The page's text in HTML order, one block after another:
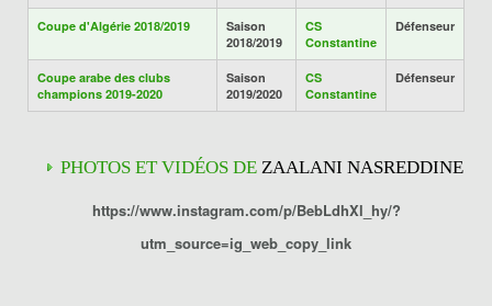
Coupe d'Algérie 2018/2019
Saison
2018/2019
CS
Constantine
Défenseur
Coupe arabe des clubs
champions 2019-2020
Saison
2019/2020
CS
Constantine
Défenseur
PHOTOS ET VIDÉOS DE ZAALANI NASREDDINE
https://www.instagram.com/p/BebLdhXl_hy/?
utm_source=ig_web_copy_link